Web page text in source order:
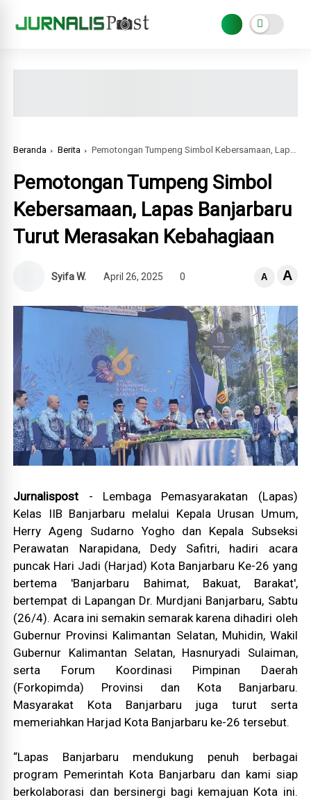
Beranda Berita Pemotongan Tumpeng Simbol Kebersamaan, Lapas Banjarbaru Turut Merasakan Kebahagiaan
Pemotongan Tumpeng Simbol
Kebersamaan, Lapas Banjarbaru
Turut Merasakan Kebahagiaan
Syifa W. April 26, 2025 0 A A
Jurnalispost - Lembaga Pemasyarakatan (Lapas)
Kelas IIB Banjarbaru melalui Kepala Urusan Umum,
Herry Ageng Sudarno Yogho dan Kepala Subseksi
Perawatan Narapidana, Dedy Safitri, hadiri acara
puncak Hari Jadi (Harjad) Kota Banjarbaru Ke-26 yang
bertema 'Banjarbaru Bahimat, Bakuat, Barakat',
bertempat di Lapangan Dr. Murdjani Banjarbaru, Sabtu
(26/4). Acara ini semakin semarak karena dihadiri oleh
Gubernur Provinsi Kalimantan Selatan, Muhidin, Wakil
Gubernur Kalimantan Selatan, Hasnuryadi Sulaiman,
serta Forum Koordinasi Pimpinan Daerah
(Forkopimda) Provinsi dan Kota Banjarbaru.
Masyarakat Kota Banjarbaru juga turut serta
memeriahkan Harjad Kota Banjarbaru ke-26 tersebut.
“Lapas Banjarbaru mendukung penuh berbagai
program Pemerintah Kota Banjarbaru dan kami siap
berkolaborasi dan bersinergi bagi kemajuan Kota ini.